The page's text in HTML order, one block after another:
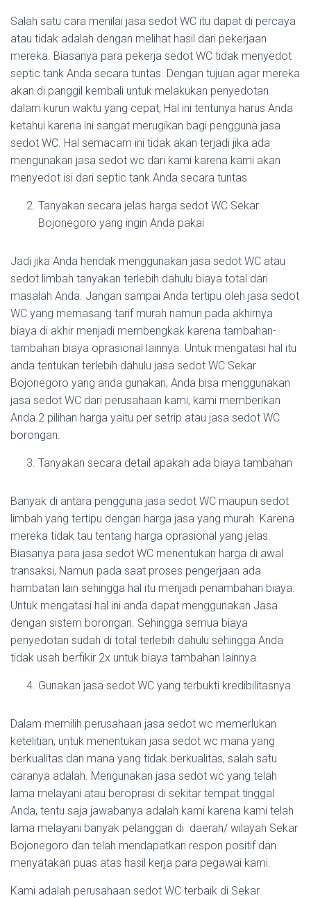
Salah satu cara menilai jasa sedot WC itu dapat di percaya
atau tidak adalah dengan melihat hasil dari pekerjaan
mereka. Biasanya para pekerja sedot WC tidak menyedot
septic tank Anda secara tuntas. Dengan tujuan agar mereka
akan di panggil kembali untuk melakukan penyedotan
dalam kurun waktu yang cepat, Hal ini tentunya harus Anda
ketahui karena ini sangat merugikan bagi pengguna jasa
sedot WC. Hal semacam ini tidak akan terjadi jika ada
mengunakan jasa sedot wc dari kami karena kami akan
menyedot isi dari septic tank Anda secara tuntas
Tanyakan secara jelas harga sedot WC Sekar
Bojonegoro yang ingin Anda pakai
Jadi jika Anda hendak menggunakan jasa sedot WC atau
sedot limbah tanyakan terlebih dahulu biaya total dari
masalah Anda. Jangan sampai Anda tertipu oleh jasa sedot
WC yang memasang tarif murah namun pada akhirnya
biaya di akhir menjadi membengkak karena tambahan-
tambahan biaya oprasional lainnya. Untuk mengatasi hal itu
anda tentukan terlebih dahulu jasa sedot WC Sekar
Bojonegoro yang anda gunakan, Anda bisa menggunakan
jasa sedot WC dari perusahaan kami, kami memberikan
Anda 2 pilihan harga yaitu per setrip atau jasa sedot WC
borongan.
Tanyakan secara detail apakah ada biaya tambahan
Banyak di antara pengguna jasa sedot WC maupun sedot
limbah yang tertipu dengan harga jasa yang murah. Karena
mereka tidak tau tentang harga oprasional yang jelas.
Biasanya para jasa sedot WC menentukan harga di awal
transaksi, Namun pada saat proses pengerjaan ada
hambatan lain sehingga hal itu menjadi penambahan biaya.
Untuk mengatasi hal ini anda dapat menggunakan Jasa
dengan sistem borongan. Sehingga semua biaya
penyedotan sudah di total terlebih dahulu sehingga Anda
tidak usah berfikir 2x untuk biaya tambahan lainnya.
Gunakan jasa sedot WC yang terbukti kredibilitasnya
Dalam memilih perusahaan jasa sedot wc memerlukan
ketelitian, untuk menentukan jasa sedot wc mana yang
berkualitas dan mana yang tidak berkualitas, salah satu
caranya adalah. Mengunakan jasa sedot wc yang telah
lama melayani atau beroprasi di sekitar tempat tinggal
Anda, tentu saja jawabanya adalah kami karena kami telah
lama melayani banyak pelanggan di daerah/ wilayah Sekar
Bojonegoro dan telah mendapatkan respon positif dan
menyatakan puas atas hasil kerja para pegawai kami.
Kami adalah perusahaan sedot WC terbaik di Sekar